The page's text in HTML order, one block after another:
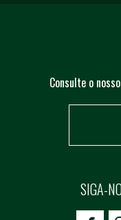
Consulte o
SIGA-